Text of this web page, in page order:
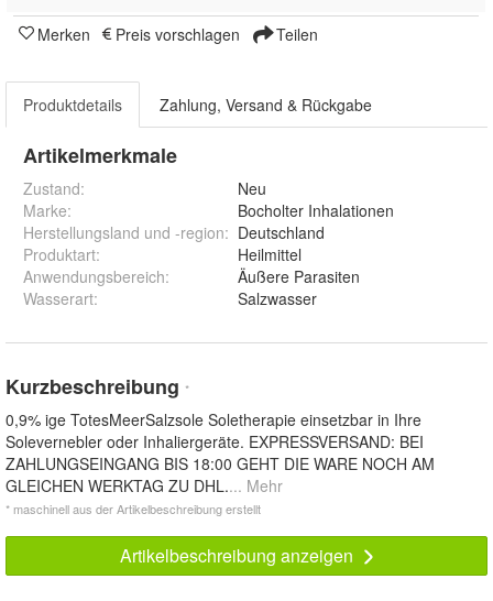
Merken Preis vorschlagen Teilen
Produktdetails Zahlung, Versand & Rückgabe
Artikelmerkmale
Zustand:
Neu
Marke:
Bocholter Inhalationen
Herstellungsland und -region: Deutschland
Produktart:
Heilmittel
Anwendungsbereich:
Äußere Parasiten
Wasserart: Salzwasser
Kurzbeschreibung *
0,9% ige TotesMeerSalzsole Soletherapie einsetzbar in Ihre
Solevernebler oder Inhaliergeräte. EXPRESSVERSAND: BEI
ZAHLUNGSEINGANG BIS 18:00 GEHT DIE WARE NOCH AM
GLEICHEN WERKTAG ZU DHL.... Mehr
* maschinell aus der Artikelbeschreibung erstellt
Artikelbeschreibung anzeigen